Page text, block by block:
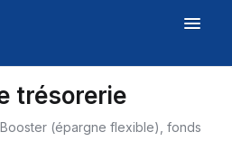
Toggle
À propos
trésorerie
(épargne flexible), fonds